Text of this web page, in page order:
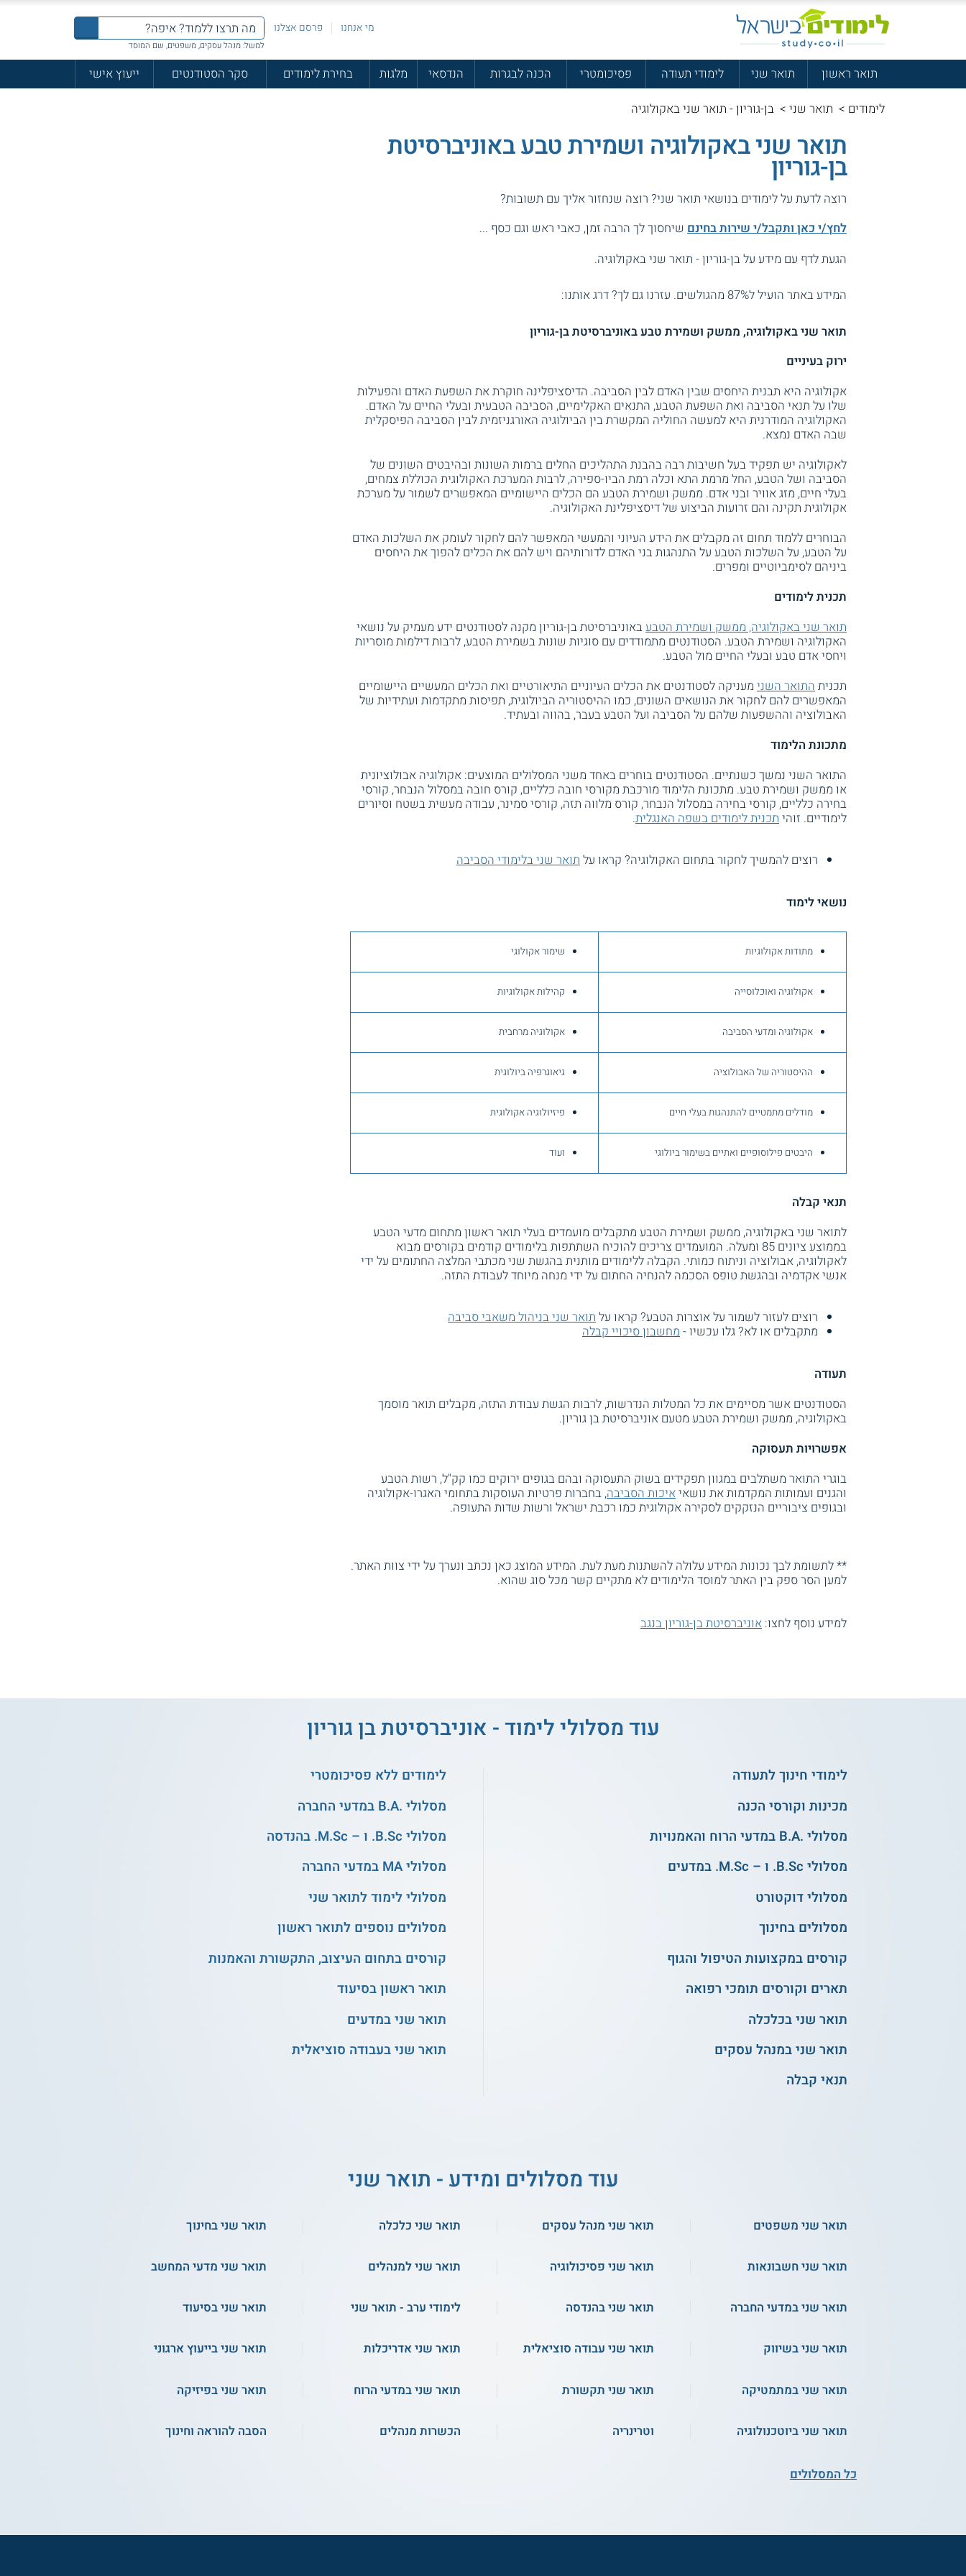
מי אנחנו פרסם אצלנו
למשל: מנהל עסקים, משפטים, שם המוסד
תואר ראשון תואר שני לימודי תעודה פסיכומטרי הכנה לבגרות הנדסאי מלגות בחירת לימודים סקר הסטודנטים
ייעוץ אישי
לימודים > תואר שני > בן-גוריון - תואר שני באקולוגיה
תואר שני באקולוגיה ושמירת טבע באוניברסיטת
בן-גוריון
רוצה לדעת על לימודים בנושאי תואר שני? רוצה שנחזור אליך עם תשובות?
לחץ/י כאן ותקבל/י שירות בחינם שיחסוך לך הרבה זמן, כאבי ראש וגם כסף ...
הגעת לדף עם מידע על בן-גוריון - תואר שני באקולוגיה.
המידע באתר הועיל ל87% מהגולשים.
עזרנו גם לך? דרג אותנו:
תואר שני באקולוגיה, ממשק ושמירת טבע באוניברסיטת בן-גוריון
ירוק בעיניים
אקולוגיה היא תבנית היחסים שבין האדם לבין הסביבה. הדיסציפלינה חוקרת את השפעת האדם והפעילות
שלו על תנאי הסביבה ואת השפעת הטבע, התנאים האקלימיים, הסביבה הטבעית ובעלי החיים על האדם.
האקולוגיה המודרנית היא למעשה החוליה המקשרת בין הביולוגיה האורגניזמית לבין הסביבה הפיסקלית
שבה האדם נמצא.
לאקולוגיה יש תפקיד בעל חשיבות רבה בהבנת התהליכים החלים ברמות השונות ובהיבטים השונים של
הסביבה ושל הטבע, החל מרמת התא וכלה רמת הביו-ספירה, לרבות המערכת האקולוגית הכוללת צמחים,
בעלי חיים, מזג אוויר ובני אדם. ממשק ושמירת הטבע הם הכלים היישומיים המאפשרים לשמור על מערכת
אקולוגית תקינה והם זרועות הביצוע של דיסציפלינת האקולוגיה.
הבוחרים ללמוד תחום זה מקבלים את הידע העיוני והמעשי המאפשר להם לחקור לעומק את השלכות האדם
על הטבע, על השלכות הטבע על התנהגות בני האדם לדורותיהם ויש להם את הכלים להפוך את היחסים
ביניהם לסימביוטיים ומפרים.
תכנית לימודים
תואר שני באקולוגיה, ממשק ושמירת הטבעבאוניברסיטת בן-גוריון מקנה לסטודנטים ידע מעמיק על נושאי
האקולוגיה ושמירת הטבע. הסטודנטים מתמודדים עם סוגיות שונות בשמירת הטבע, לרבות דילמות מוסריות
ויחסי אדם טבע ובעלי החיים מול הטבע.
תכניתהתואר השני מעניקה לסטודנטים את הכלים העיוניים התיאורטיים ואת הכלים המעשיים היישומיים
המאפשרים להם לחקור את הנושאים השונים, כמו ההיסטוריה הביולוגית, תפיסות מתקדמות ועתידיות של
האבולוציה וההשפעות שלהם על הסביבה ועל הטבע בעבר, בהווה ובעתיד.
מתכונת הלימוד
התואר השני נמשך כשנתיים. הסטודנטים בוחרים באחד משני המסלולים המוצעים: אקולוגיה אבולוציונית
או ממשק ושמירת טבע. מתכונת הלימוד מורכבת מקורסי חובה כלליים, קורס חובה במסלול הנבחר, קורסי
בחירה כלליים, קורסי בחירה במסלול הנבחר, קורס מלווה תזה, קורסי סמינר, עבודה מעשית בשטח וסיורים
לימודיים. זוהיתכנית לימודים בשפה האנגלית.
רוצים להמשיך לחקור בתחום האקולוגיה? קראו עלתואר שני בלימודי הסביבה
נושאי לימוד
מתודות אקולוגיות שימור אקולוגי
אקולוגיה ואוכלוסייה קהילות אקולוגיות
אקולוגיה ומדעי הסביבה אקולוגיה מרחבית
ההיסטוריה של האבולוציה גיאוגרפיה ביולוגית
מודלים מתמטיים להתנהגות בעלי חיים פיזיולוגיה אקולוגית
היבטים פילוסופיים ואתיים בשימור ביולוגי ועוד
תנאי קבלה
לתואר שני באקולוגיה, ממשק ושמירת הטבע מתקבלים מועמדים בעלי תואר ראשון מתחום מדעי הטבע
בממוצע ציונים 85 ומעלה. המועמדים צריכים להוכיח השתתפות בלימודים קודמים בקורסים מבוא
לאקולוגיה, אבולוציה וניתוח כמותי. הקבלה ללימודים מותנית בהגשת שני מכתבי המלצה החתומים על ידי
אנשי אקדמיה ובהגשת טופס הסכמה להנחיה החתום על ידי מנחה מיוחד לעבודת התזה.
רוצים לעזור לשמור על אוצרות הטבע? קראו על תואר שני בניהול משאבי סביבה
מתקבלים או לא? גלו עכשיו - מחשבון סיכויי קבלה
תעודה
הסטודנטים אשר מסיימים את כל המטלות הנדרשות, לרבות הגשת עבודת התזה, מקבלים תואר מוסמך
באקולוגיה, ממשק ושמירת הטבע מטעם אוניברסיטת בן גוריון.
אפשרויות תעסוקה
בוגרי התואר משתלבים במגוון תפקידים בשוק התעסוקה ובהם בגופים ירוקים כמו קק"ל, רשות הטבע
והגנים ועמותות המקדמות את נושאיאיכות הסביבה, בחברות פרטיות העוסקות בתחומי האגרו-אקולוגיה
ובגופים ציבוריים הנזקקים לסקירה אקולוגית כמו רכבת ישראל ורשות שדות התעופה.
** לתשומת לבך נכונות המידע עלולה להשתנות מעת לעת. המידע המוצג כאן נכתב ונערך על ידי צוות האתר.
למען הסר ספק בין האתר למוסד הלימודים לא מתקיים קשר מכל סוג שהוא.
למידע נוסף לחצו: אוניברסיטת בן-גוריון בנגב
עוד מסלולי לימוד - אוניברסיטת בן גוריון
לימודי חינוך לתעודה
מכינות וקורסי הכנה
מסלולי .B.A במדעי הרוח והאמנויות
מסלולי B.Sc. ו – M.Sc. במדעים
מסלולי דוקטורט
מסלולים בחינוך
קורסים במקצועות הטיפול והגוף
תארים וקורסים תומכי רפואה
תואר שני בכלכלה
תואר שני במנהל עסקים
תנאי קבלה
לימודים ללא פסיכומטרי
מסלולי .B.A במדעי החברה
מסלולי B.Sc. ו – M.Sc. בהנדסה
מסלולי MA במדעי החברה
מסלולי לימוד לתואר שני
מסלולים נוספים לתואר ראשון
קורסים בתחום העיצוב, התקשורת והאמנות
תואר ראשון בסיעוד
תואר שני במדעים
תואר שני בעבודה סוציאלית
עוד מסלולים ומידע - תואר שני
תואר שני משפטים תואר שני מנהל עסקים תואר שני כלכלה תואר שני בחינוך
תואר שני חשבונאות תואר שני פסיכולוגיה תואר שני למנהלים תואר שני מדעי המחשב
תואר שני במדעי החברה תואר שני בהנדסה לימודי ערב - תואר שני תואר שני בסיעוד
תואר שני בשיווק תואר שני עבודה סוציאלית תואר שני אדריכלות תואר שני בייעוץ ארגוני
תואר שני במתמטיקה תואר שני תקשורת תואר שני במדעי הרוח תואר שני בפיזיקה
תואר שני ביוטכנולוגיה וטרינריה הכשרות מנהלים הסבה להוראה וחינוך
כל המסלולים